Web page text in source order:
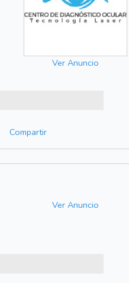
Ver Anuncio
Compartir
Ver Anuncio